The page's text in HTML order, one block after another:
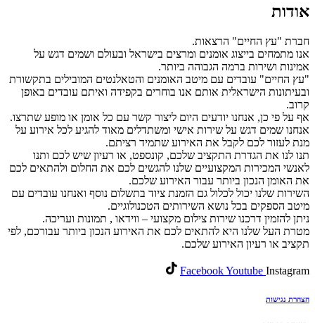
אודות
חברת "עץ החיים" הרצאות.
אנו מתמחים בייצוג אומנים ומרצים בישראל ובעולם ושמים דגש על
אמינות ושירות ברמה הגבוהה ביותר.
"עץ החיים" עובדים עם מיטב האומנים והטאלנטים המובילים בתקשורת
ובעיתונות הישראלית אותם אנו בוחרים בקפידה ואיתם עובדים באופן
קרוב.
אף על פי כן, אנחנו יודעים היום ליצור קשר עם כל אומן או מופע שתרצו.
אנחנו שמים דגש על שירות אישי ומשתדלים מאוד להגיע לכל אירוע על
מנת לעזור לכם לקבל את האירוע שתמיד רציתם.
תנו לנו את הגדרת התקציב שלכם, קונספט, או רעיון שיש לכם ותנו
לאנשי המכירות המקצועיים שלנו להגשים לכם את החלום ולהתאים לכם
את האומן הנכון ביותר עבור האירוע שלכם.
השירות שלנו יכול לכלול גם הזמנת ציוד בתשלום נוסף ואנחנו עובדים עם
מיטב הספקים בכל נושא השירותים הטכנולוגיים.
ניתן להזמין דרכנו שירות צילום מקצועי – ווידאו , תמונות ועריכה.
מטרת העל שלנו היא להתאים לכם את האירוע הנכון ביותר עבורכם, לפי
תקציב או רעיון האירוע שלכם.
FacebookYoutube Instagram
הצהרת נגישות